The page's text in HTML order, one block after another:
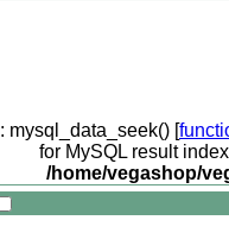
: mysql_data_seek() [
for MySQL result
/home/vegashop/